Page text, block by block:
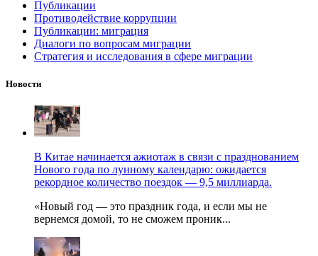
Публикации
Противодействие коррупции
Публикации: миграция
Диалоги по вопросам миграции
Стратегия и исследования в сфере миграции
Новости
В Китае начинается ажиотаж в связи с празднованием
Нового года по лунному календарю: ожидается
рекордное количество поездок — 9,5 миллиарда.
«Новый год — это праздник года, и если мы не
вернемся домой, то не сможем проник...